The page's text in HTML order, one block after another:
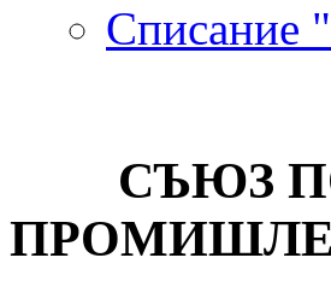
Списание
СЪЮЗ